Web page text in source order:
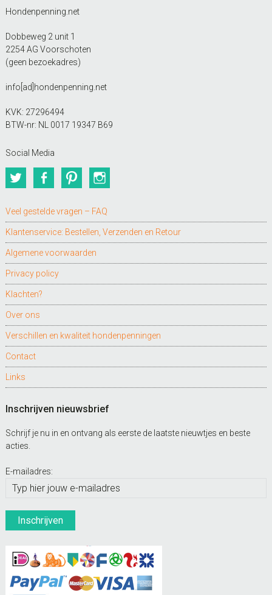
Hondenpenning.net
Dobbeweg 2 unit 1
2254 AG Voorschoten
(geen bezoekadres)
info[ad]hondenpenning.net
KVK: 27296494
BTW-nr: NL 0017 19347 B69
Social Media
TwitterFacebookPinterest
Veel gestelde vragen – FAQ
Klantenservice: Bestellen, Verzenden en Retour
Algemene voorwaarden
Privacy policy
Klachten?
Over ons
Verschillen en kwaliteit hondenpenningen
Contact
Links
Inschrijven nieuwsbrief
Schrijf je nu in en ontvang als eerste de laatste nieuwtjes en beste
acties.
E-mailadres: